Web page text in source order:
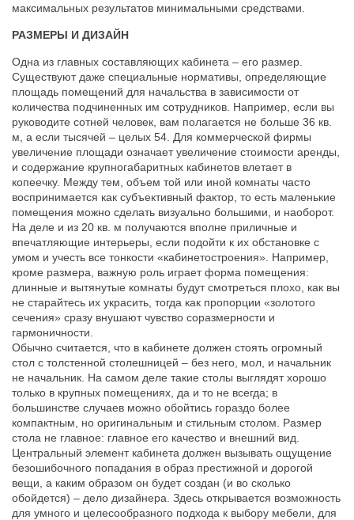
максимальных результатов минимальными средствами.
РАЗМЕРЫ И ДИЗАЙН
Одна из главных составляющих кабинета – его размер.
Существуют даже специальные нормативы, определяющие
площадь помещений для начальства в зависимости от
количества подчиненных им сотрудников. Например, если вы
руководите сотней человек, вам полагается не больше 36 кв.
м, а если тысячей – целых 54. Для коммерческой фирмы
увеличение площади означает увеличение стоимости аренды,
и содержание крупногабаритных кабинетов влетает в
копеечку. Между тем, объем той или иной комнаты часто
воспринимается как субъективный фактор, то есть маленькие
помещения можно сделать визуально большими, и наоборот.
На деле и из 20 кв. м получаются вполне приличные и
впечатляющие интерьеры, если подойти к их обстановке с
умом и учесть все тонкости «кабинетостроения». Например,
кроме размера, важную роль играет форма помещения:
длинные и вытянутые комнаты будут смотреться плохо, как вы
не старайтесь их украсить, тогда как пропорции «золотого
сечения» сразу внушают чувство соразмерности и
гармоничности.
Обычно считается, что в кабинете должен стоять огромный
стол с толстенной столешницей – без него, мол, и начальник
не начальник. На самом деле такие столы выглядят хорошо
только в крупных помещениях, да и то не всегда; в
большинстве случаев можно обойтись гораздо более
компактным, но оригинальным и стильным столом. Размер
стола не главное: главное его качество и внешний вид.
Центральный элемент кабинета должен вызывать ощущение
безошибочного попадания в образ престижной и дорогой
вещи, а каким образом он будет создан (и во сколько
обойдется) – дело дизайнера. Здесь открывается возможность
для умного и целесообразного подхода к выбору мебели, для